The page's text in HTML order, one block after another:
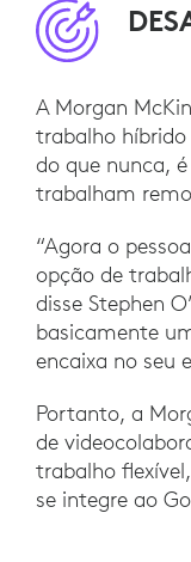
A Morgan
trabalho
do que nunca,
trabalham
“Agora o
opção de
disse Stephen
basicamente
encaixa no seu
Portanto, a
de
trabalho
se integre ao